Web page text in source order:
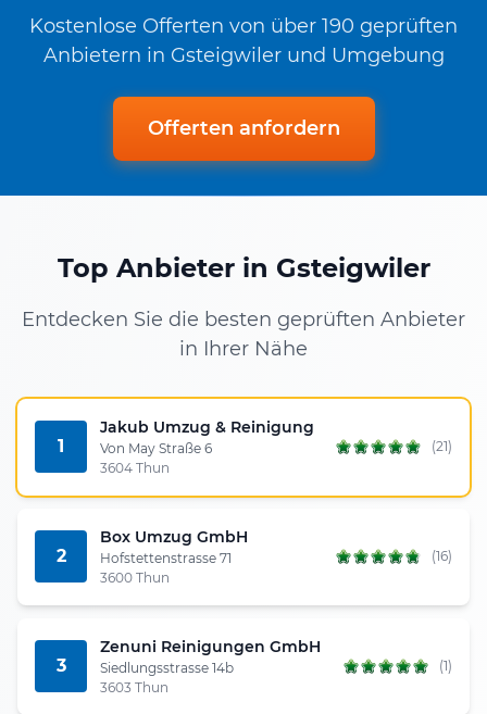
Kostenlose Offerten von über 190 geprüften
Anbietern in Gsteigwiler und Umgebung
Offerten anfordern
Top Anbieter in Gsteigwiler
Entdecken Sie die besten geprüften Anbieter
in Ihrer Nähe
1
Jakub Umzug & Reinigung
Von May Straße 6
3604 Thun
(21)
2
Box Umzug GmbH
Hofstettenstrasse 71
3600 Thun
(16)
3
Zenuni Reinigungen GmbH
Siedlungsstrasse 14b
3603 Thun
(1)